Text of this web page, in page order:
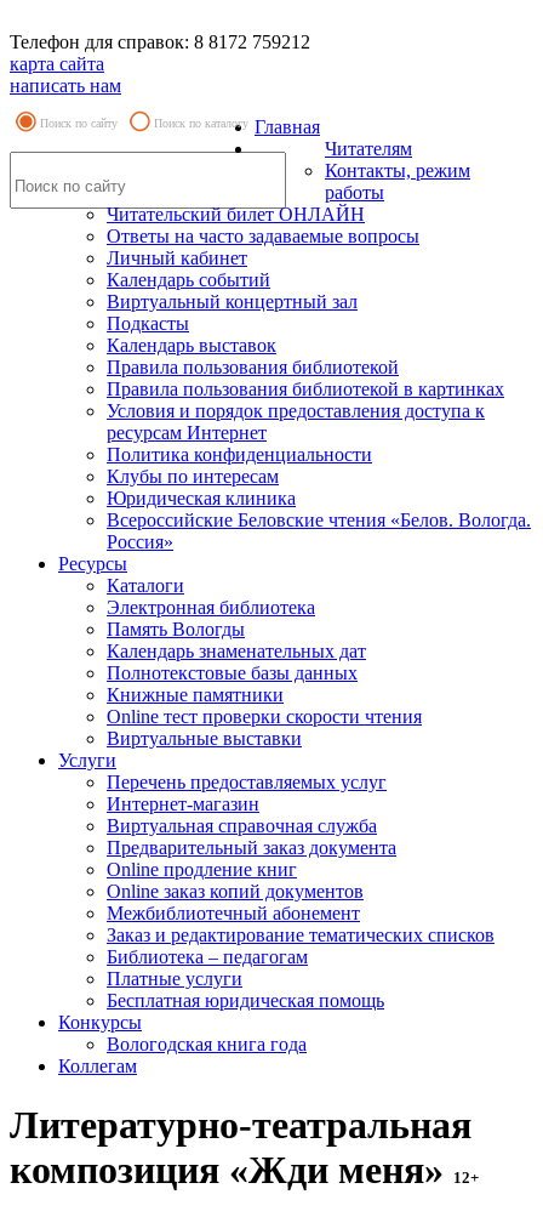
Телефон для справок: 8 8172 759212
карта сайта
написать нам
Поиск по сайту Поиск по каталогу Главная
Читателям
Контакты, режим
работы
Читательский билет ОНЛАЙН
Ответы на часто задаваемые вопросы
Личный кабинет
Календарь событий
Виртуальный концертный зал
Подкасты
Календарь выставок
Правила пользования библиотекой
Правила пользования библиотекой в картинках
Условия и порядок предоставления доступа к
ресурсам Интернет
Политика конфиденциальности
Клубы по интересам
Юридическая клиника
Всероссийские Беловские чтения «Белов. Вологда.
Россия»
Ресурсы
Каталоги
Электронная библиотека
Память Вологды
Календарь знаменательных дат
Полнотекстовые базы данных
Книжные памятники
Online тест проверки скорости чтения
Виртуальные выставки
Услуги
Перечень предоставляемых услуг
Интернет-магазин
Виртуальная справочная служба
Предварительный заказ документа
Online продление книг
Online заказ копий документов
Межбиблиотечный абонемент
Заказ и редактирование тематических списков
Библиотека – педагогам
Платные услуги
Бесплатная юридическая помощь
Конкурсы
Вологодская книга года
Коллегам
Литературно-театральная
композиция «Жди меня»
12+